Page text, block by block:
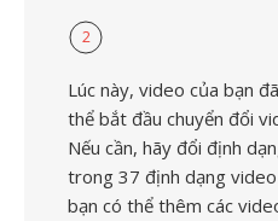
2
Lúc này, video của bạn
thể bắt đầu chuyển đổi
Nếu cần, hãy đổi định
trong 37 định dạng
bạn có thể thêm các